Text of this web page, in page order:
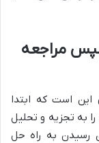
مراجعه
این است که ابتدا
به تجزیه و تحلیل
رسیدن به راه حل